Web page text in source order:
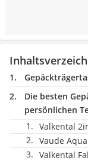
Die besten
persönlichen
Valkental
Vaude
Valkental